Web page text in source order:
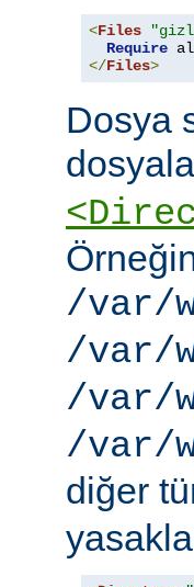
<Files
Require
</Files>
Dosya
/var/
/var/
/var/
/var/
diğer